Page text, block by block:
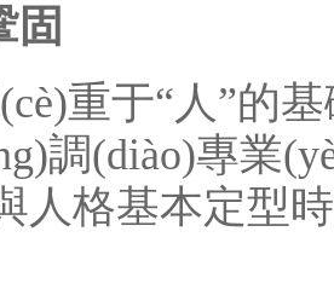
固
重于“人”的
調(diào)專業
人格基本定型